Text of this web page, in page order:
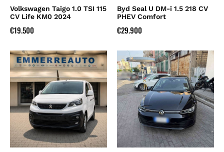
Volkswagen Taigo 1.0 TSI 115
CV Life KM0 2024
€19.500
Byd Seal U DM-i 1.5 218 CV
PHEV Comfort
€29.900